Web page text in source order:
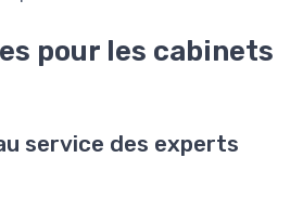
pour les cabinets
service des experts